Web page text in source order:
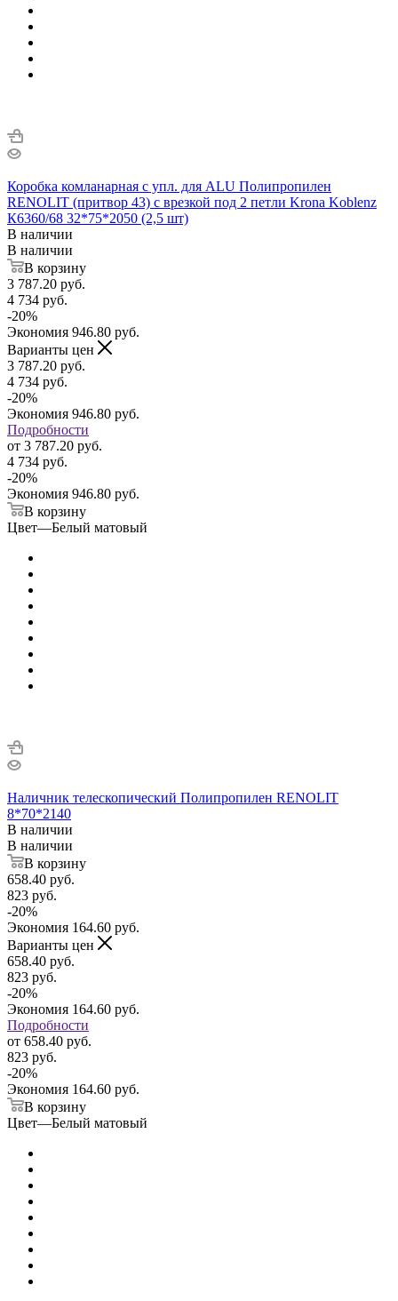
Коробка комланарная с упл. для ALU Полипропилен
RENOLIT (притвор 43) с врезкой под 2 петли Krona Koblenz
К6360/68 32*75*2050 (2,5 шт)
В наличии
В наличии
В корзину
3 787.20 руб.
4 734 руб.
-20%
Экономия 946.80 руб.
Варианты цен
3 787.20 руб.
4 734 руб.
-20%
Экономия 946.80 руб.
Подробности
от 3 787.20 руб.
4 734 руб.
-20%
Экономия 946.80 руб.
В корзину
Цвет—Белый матовый
Наличник телескопический Полипропилен RENOLIT
8*70*2140
В наличии
В наличии
В корзину
658.40 руб.
823 руб.
-20%
Экономия 164.60 руб.
Варианты цен
658.40 руб.
823 руб.
-20%
Экономия 164.60 руб.
Подробности
от 658.40 руб.
823 руб.
-20%
Экономия 164.60 руб.
В корзину
Цвет—Белый матовый